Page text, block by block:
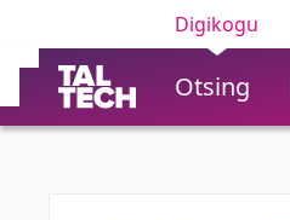
Digikogu
Otsing